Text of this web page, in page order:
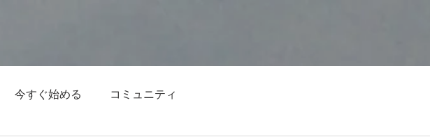
今すぐ始める コミュニティ